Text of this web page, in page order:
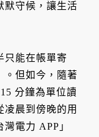
默守候，讓生活
只能在帳單寄
。但如今，隨著
分鐘為單位讀
晨到傍晚的用
電力 APP」